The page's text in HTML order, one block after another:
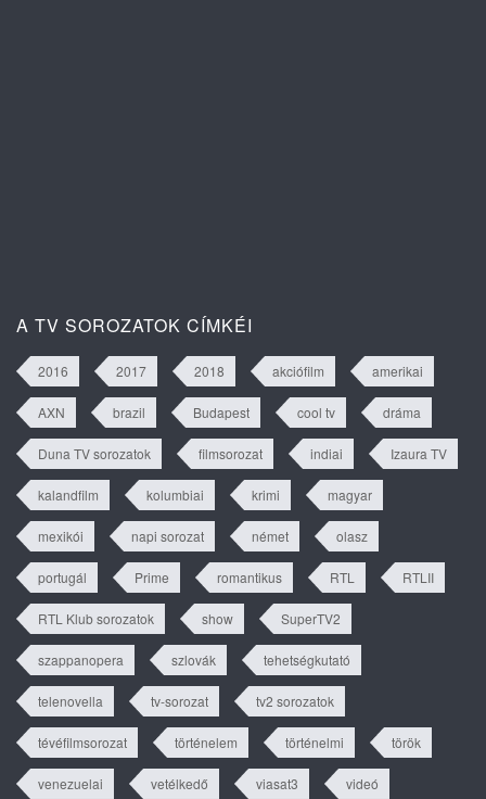
A TV SOROZATOK CÍMKÉI
2016 2017 2018 akciófilm amerikai
AXN brazil Budapest cool tv dráma
Duna TV sorozatok filmsorozat indiai Izaura TV
kalandfilm kolumbiai krimi magyar
mexikói napi sorozat német olasz
portugál Prime romantikus RTL RTLII
RTL Klub sorozatok show SuperTV2
szappanopera szlovák tehetségkutató
telenovella tv-sorozat tv2 sorozatok
tévéfilmsorozat történelem történelmi török
venezuelai vetélkedő viasat3 videó